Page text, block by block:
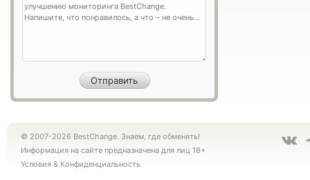
© 2007-2026 BestChange. Знаем, где обменять!
Информация на сайте предназначена для лиц 18+
Условия & Конфиденциальность